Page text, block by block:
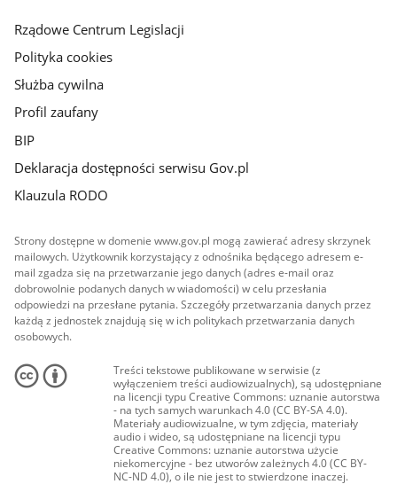
Rządowe Centrum Legislacji
Polityka cookies
Służba cywilna
Profil zaufany
BIP
Deklaracja dostępności serwisu Gov.pl
Klauzula RODO
Strony dostępne w domenie www.gov.pl mogą zawierać adresy skrzynek
mailowych. Użytkownik korzystający z odnośnika będącego adresem e-
mail zgadza się na przetwarzanie jego danych (adres e-mail oraz
dobrowolnie podanych danych w wiadomości) w celu przesłania
odpowiedzi na przesłane pytania. Szczegóły przetwarzania danych przez
każdą z jednostek znajdują się w ich politykach przetwarzania danych
osobowych.
Treści tekstowe publikowane w serwisie (z
wyłączeniem treści audiowizualnych), są udostępniane
na licencji typu Creative Commons: uznanie autorstwa
- na tych samych warunkach 4.0 (CC BY-SA 4.0).
Materiały audiowizualne, w tym zdjęcia, materiały
audio i wideo, są udostępniane na licencji typu
Creative Commons: uznanie autorstwa użycie
niekomercyjne - bez utworów zależnych 4.0 (CC BY-
NC-ND 4.0), o ile nie jest to stwierdzone inaczej.